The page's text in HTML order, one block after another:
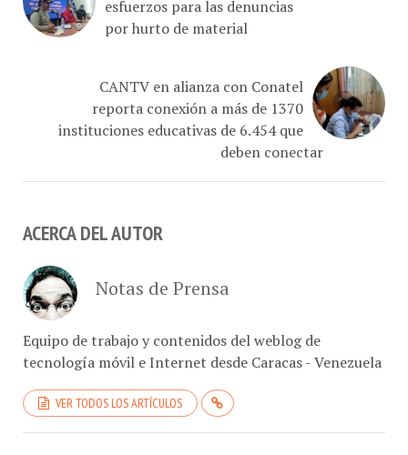
por hurto de material
reporta conexión a más de 1370
instituciones educativas de 6.454 que
deben conectar
Equipo de trabajo y contenidos del weblog de
tecnología móvil e Internet desde Caracas - Venezuela